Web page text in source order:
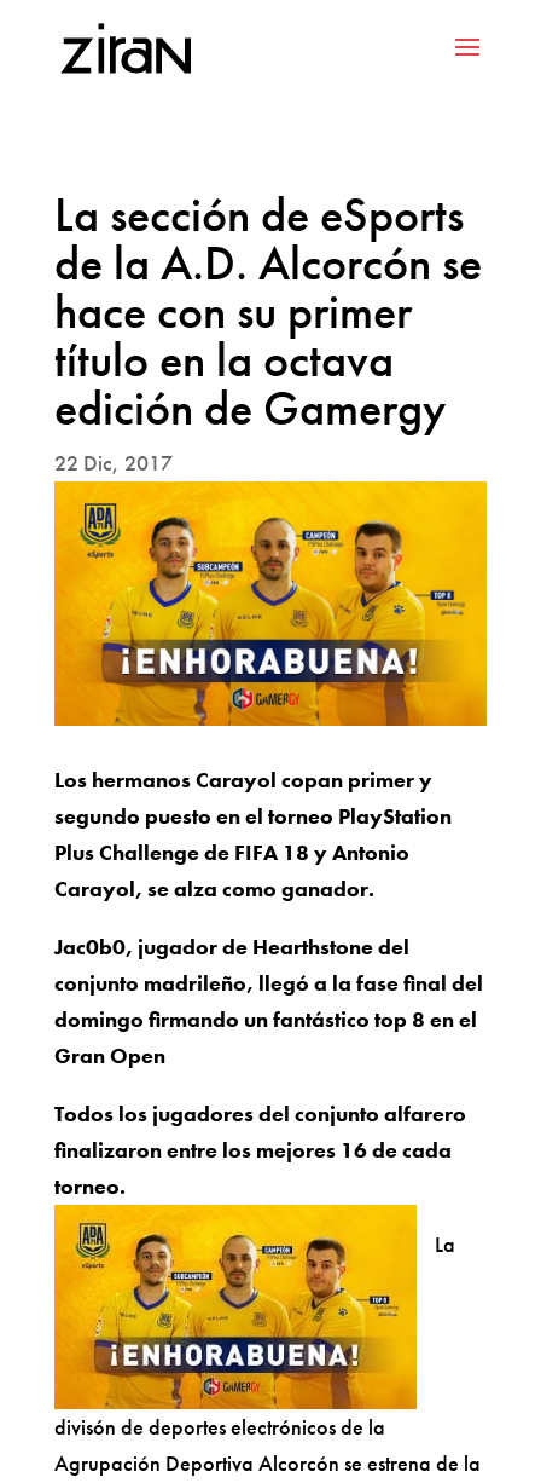
La sección de eSports
de la A.D. Alcorcón se
hace con su primer
título en la octava
edición de Gamergy
22 Dic, 2017
Los hermanosCarayol copan primer y
segundo puesto en el torneo PlayStation
Plus Challenge de FIFA 18 y Antonio
Carayol, se alza como ganador.
Jac0b0, jugador de Hearthstone del
conjunto madrileño, llegó a la fase final del
domingo firmando un fantástico top 8 en el
Gran Open
Todos los jugadores del conjunto alfarero
finalizaron entre los mejores 16 de cada
torneo.
La
divisón de deportes electrónicos de la
Agrupación Deportiva Alcorcón se estrena de la